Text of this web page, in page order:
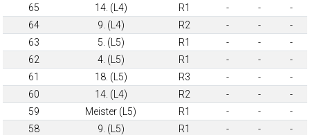
65
14. (L4) R1 - -
-
64
9. (L4) R2 - -
-
63
5. (L5) R1 - -
-
62
4. (L5) R1 - -
-
61
18. (L5) R3 - -
-
60
14. (L4) R2 - -
-
59
Meister (L5) R1 - -
-
58
9. (L5) R1 - -
-